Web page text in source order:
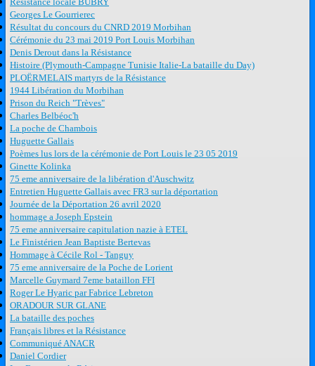
Georges Le Gourrierec
Résultat du concours du CNRD 2019 Morbihan
Cérémonie du 23 mai 2019 Port Louis Morbihan
Denis Derout dans la Résistance
Histoire (Plymouth-Campagne Tunisie Italie-La bataille du Day)
PLOËRMELAIS martyrs de la Résistance
1944 Libération du Morbihan
Prison du Reich "Trèves"
Charles Belbéoc'h
La poche de Chambois
Huguette Gallais
Poèmes lus lors de la cérémonie de Port Louis le 23 05 2019
Ginette Kolinka
75 eme anniversaire de la libération d'Auschwitz
Entretien Huguette Gallais avec FR3 sur la déportation
Journée de la Déportation 26 avril 2020
hommage a Joseph Epstein
75 eme anniversaire capitulation nazie à ETEL
Le Finistérien Jean Baptiste Bertevas
Hommage à Cécile Rol - Tanguy
75 eme anniversaire de la Poche de Lorient
Marcelle Guymard 7eme bataillon FFI
Roger Le Hyaric par Fabrice Lebreton
ORADOUR SUR GLANE
La bataille des poches
Français libres et la Résistance
Communiqué ANACR
Daniel Cordier